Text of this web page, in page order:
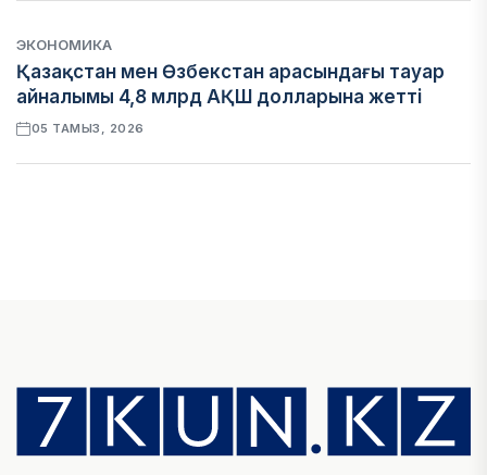
ЭКОНОМИКА
Қазақстан мен Өзбекстан арасындағы тауар
айналымы 4,8 млрд АҚШ долларына жетті
05 ТАМЫЗ, 2026
БИЛІК
«Бәйтерек» холдингінің инвестициялық және
кредиттік портфелі 14,3 трлн теңгеге жетті